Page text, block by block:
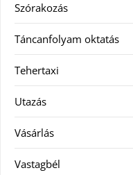
Szórakozás
Táncanfolyam oktatás
Tehertaxi
Utazás
Vásárlás
Vastagbél